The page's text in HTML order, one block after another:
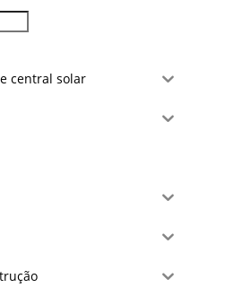
central solar